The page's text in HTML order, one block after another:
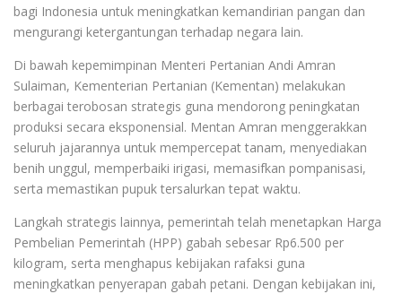
bagi Indonesia untuk meningkatkan kemandirian pangan dan
mengurangi ketergantungan terhadap negara lain.
Di bawah kepemimpinan Menteri Pertanian Andi Amran
Sulaiman, Kementerian Pertanian (Kementan) melakukan
berbagai terobosan strategis guna mendorong peningkatan
produksi secara eksponensial. Mentan Amran menggerakkan
seluruh jajarannya untuk mempercepat tanam, menyediakan
benih unggul, memperbaiki irigasi, memasifkan pompanisasi,
serta memastikan pupuk tersalurkan tepat waktu.
Langkah strategis lainnya, pemerintah telah menetapkan Harga
Pembelian Pemerintah (HPP) gabah sebesar Rp6.500 per
kilogram, serta menghapus kebijakan rafaksi guna
meningkatkan penyerapan gabah petani. Dengan kebijakan ini,